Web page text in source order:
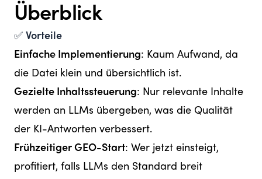
Überblick
✅ Vorteile
Einfache Implementierung: Kaum Aufwand, da
die Datei klein und übersichtlich ist.
Gezielte Inhaltssteuerung: Nur relevante Inhalte
werden an LLMs übergeben, was die Qualität
der KI-Antworten verbessert.
Frühzeitiger GEO-Start: Wer jetzt einsteigt,
profitiert, falls LLMs den Standard breit